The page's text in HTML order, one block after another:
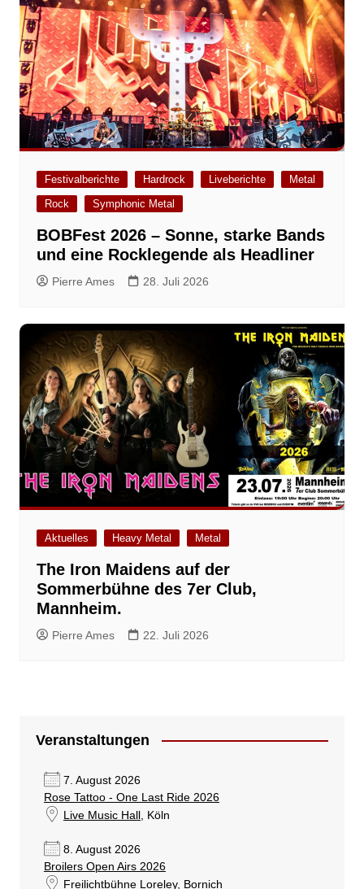
Festivalberichte Hardrock Liveberichte
Metal
Rock
Symphonic Metal
BOBFest 2026 – Sonne, starke Bands
und eine Rocklegende als Headliner
Pierre Ames 28. Juli 2026
Aktuelles Heavy Metal Metal
The Iron Maidens auf der
Sommerbühne des 7er Club,
Mannheim.
Pierre Ames 22. Juli 2026
Veranstaltungen
7. August 2026
Rose Tattoo - One Last Ride 2026
Live Music Hall, Köln
8. August 2026
Broilers Open Airs 2026
Freilichtbühne Loreley, Bornich